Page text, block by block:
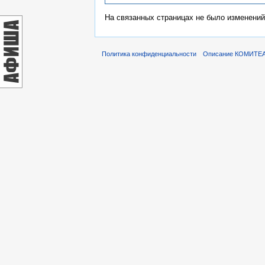
На связанных страницах не было
Политика конфиденциальности Описание